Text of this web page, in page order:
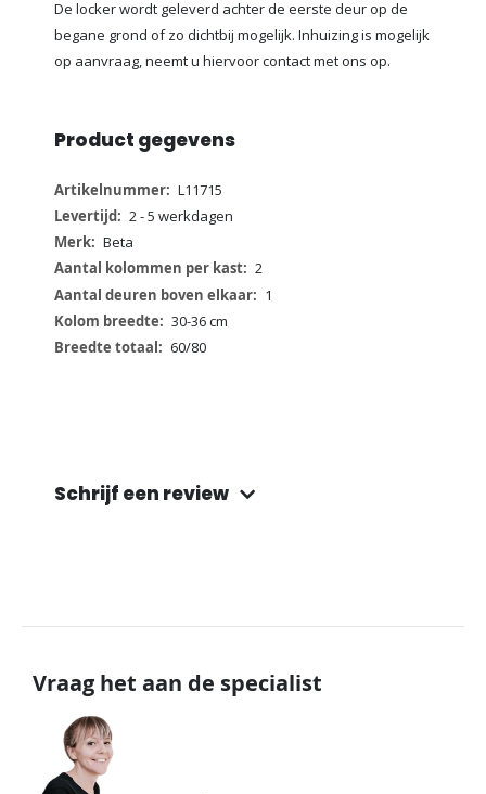
De locker wordt geleverd achter de eerste deur op de
begane grond of zo dichtbij mogelijk. Inhuizing is mogelijk
op aanvraag, neemt u hiervoor contact met ons op.
Product gegevens
Meer
informatie
L11715
2 - 5 werkdagen
Beta
2
1
30-36 cm
60/80
Schrijf een review
Vraag het aan de specialist